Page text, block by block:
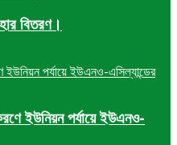
বিতরণ।
ইউনিয়ন পর্যায়ে ইউএনও-